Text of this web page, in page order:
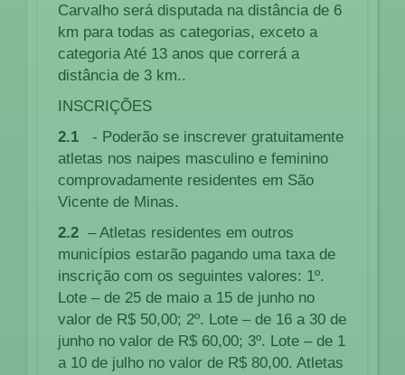
Carvalho será disputada na distância de 6
km para todas as categorias, exceto a
categoria Até 13 anos que correrá a
distância de 3 km..
INSCRIÇÕES
2.1 - Poderão se inscrever gratuitamente
atletas nos naipes masculino e feminino
comprovadamente residentes em São
Vicente de Minas.
2.2 – Atletas residentes em outros
municípios estarão pagando uma taxa de
inscrição com os seguintes valores: 1º.
Lote – de 25 de maio a 15 de junho no
valor de R$ 50,00; 2º. Lote – de 16 a 30 de
junho no valor de R$ 60,00; 3º. Lote – de 1
a 10 de julho no valor de R$ 80,00. Atletas